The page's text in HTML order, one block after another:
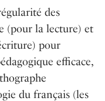
des
(pour la lecture) et
pour
efficace,
du français (les